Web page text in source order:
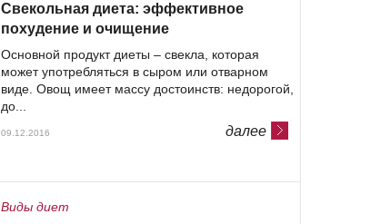
Свекольная диета: эффективное
похудение и очищение
Основной продукт диеты – свекла, которая
может употребляться в сыром или отварном
виде. Овощ имеет массу достоинств: недорогой,
до...
далее
09.12.2016
Виды диет